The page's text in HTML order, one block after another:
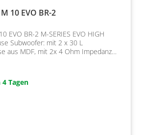
10 EVO BR-2
EVO BR-2 M-SERIES EVO HIGH
Subwoofer: mit 2 x 30 L
aus MDF, mit 2x 4 Ohm Impedanz
Tagen